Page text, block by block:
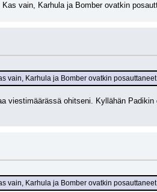
vain, Karhula ja Bomber ovatkin
vain, Karhula ja Bomber ovatkin
viestimäärässä ohitseni. Kyllähän
vain, Karhula ja Bomber ovatkin